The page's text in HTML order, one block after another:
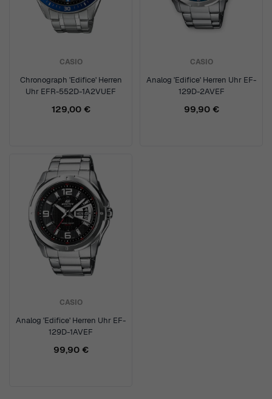
CASIO
Chronograph 'Edifice' Herren
Uhr EFR-552D-1A2VUEF
129,00 €
CASIO
Analog 'Edifice' Herren Uhr EF-
129D-2AVEF
99,90 €
CASIO
Analog 'Edifice' Herren Uhr EF-
129D-1AVEF
99,90 €